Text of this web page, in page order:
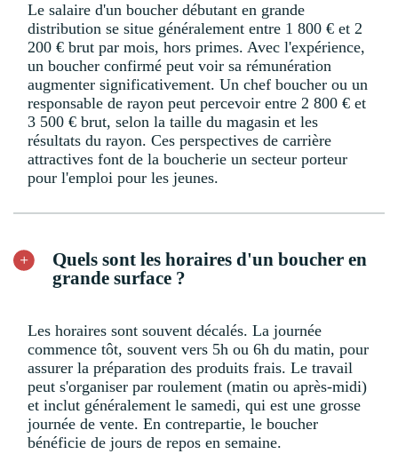
Le salaire d'un boucher débutant en grande
distribution se situe généralement entre 1 800 € et 2
200 € brut par mois, hors primes. Avec l'expérience,
un boucher confirmé peut voir sa rémunération
augmenter significativement. Un chef boucher ou un
responsable de rayon peut percevoir entre 2 800 € et
3 500 € brut, selon la taille du magasin et les
résultats du rayon. Ces perspectives de carrière
attractives font de la boucherie un secteur porteur
pour l'emploi pour les jeunes.
Quels sont les horaires d'un boucher en
grande surface ?
Les horaires sont souvent décalés. La journée
commence tôt, souvent vers 5h ou 6h du matin, pour
assurer la préparation des produits frais. Le travail
peut s'organiser par roulement (matin ou après-midi)
et inclut généralement le samedi, qui est une grosse
journée de vente. En contrepartie, le boucher
bénéficie de jours de repos en semaine.